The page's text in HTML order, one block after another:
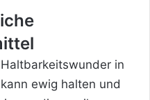
in
ewig halten und